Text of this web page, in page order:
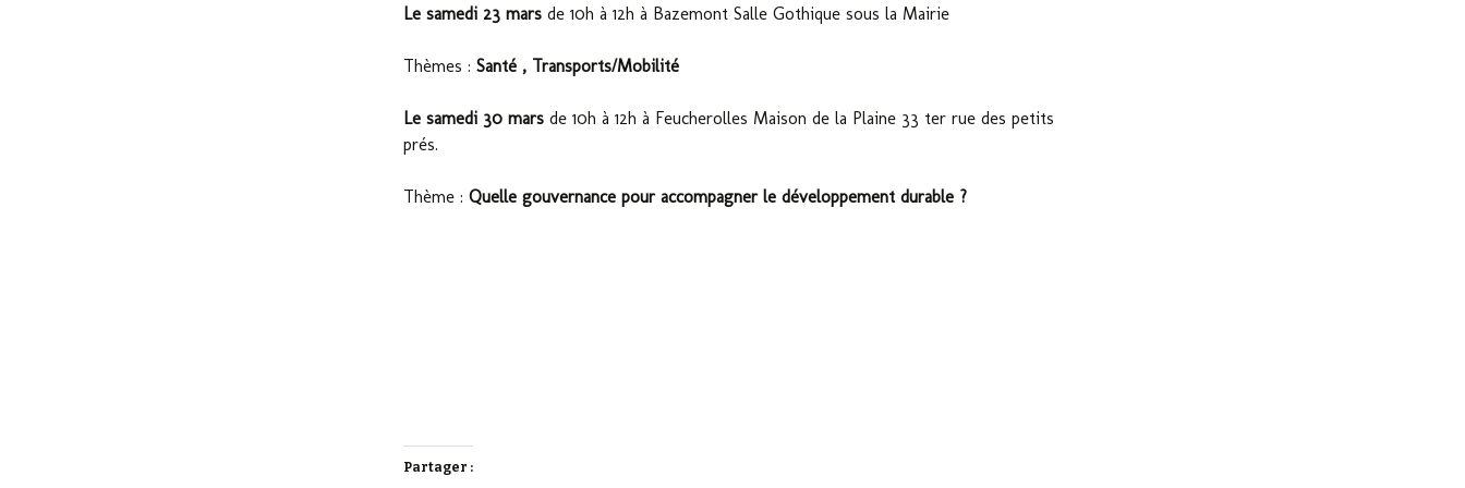
Le samedi 23 mars de 10h à 12h à Bazemont Salle Gothique sous la Mairie
Thèmes : Santé , Transports/Mobilité
Le samedi 30 mars de 10h à 12h à Feucherolles Maison de la Plaine 33 ter rue des petits
prés.
Thème : Quelle gouvernance pour accompagner le développement durable ?
Partager :